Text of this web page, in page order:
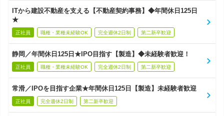
ITから建設不動産を支える【不動産契約事務】◆年間休日125日
★
正社員 職種・業種未経験OK 完全週休2日制 第二新卒歓迎
静岡／年間休日125日★IPO目指す【製造】◆未経験者歓迎！
正社員 職種・業種未経験OK 完全週休2日制 第二新卒歓迎
常滑／IPOを目指す企業★年間休日125日【製造】未経験者歓迎
正社員 完全週休2日制 第二新卒歓迎